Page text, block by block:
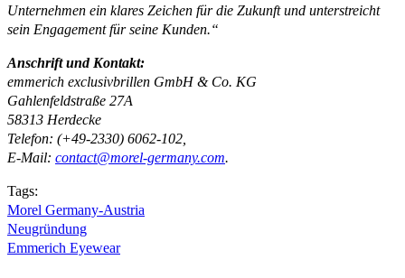
Unternehmen ein klares Zeichen für die Zukunft und unterstreicht
sein Engagement für seine Kunden.“
Anschrift und Kontakt:
emmerich exclusivbrillen GmbH & Co. KG
Gahlenfeldstraße 27A
58313 Herdecke
Telefon: (+49-2330) 6062-102,
E-Mail: contact@morel-germany.com.
Tags:
Morel Germany-Austria
Neugründung
Emmerich Eyewear